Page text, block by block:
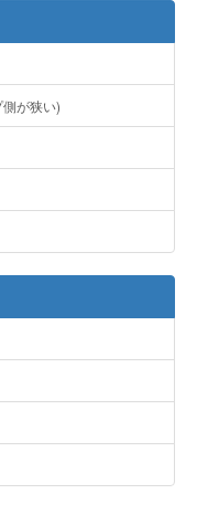
が狭い)